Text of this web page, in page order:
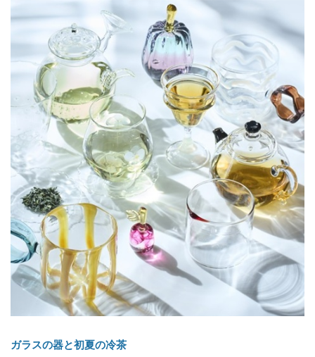
ガラスの器と初夏の冷茶